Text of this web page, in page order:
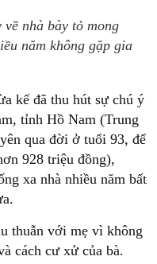
nhà bày tỏ mong
năm không gặp gia
kế đã thu hút sự chú ý
tỉnh Hồ Nam (Trung
qua đời ở tuổi 93, để
928 triệu đồng),
xa nhà nhiều năm bất
thuẫn với mẹ vì không
cách cư xử của bà.